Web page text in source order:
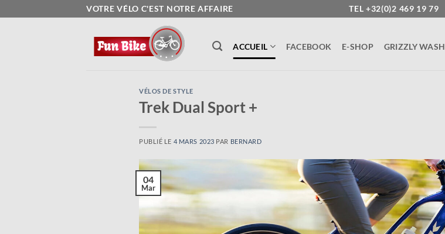
au
VOTRE VÉLO C'EST NOTRE AFFAIRE TEL +32(0)2 469 19 79
ACCUEIL FACEBOOK E-SHOP GRIZZLY WASH
VÉLOS DE STYLE
Trek Dual Sport +
PUBLIÉ LE 4 MARS 2023 PAR BERNARD
04
Mar